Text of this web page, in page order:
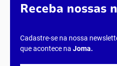
Receba nossas
Cadastre-se na nossa
que acontece na Joma.